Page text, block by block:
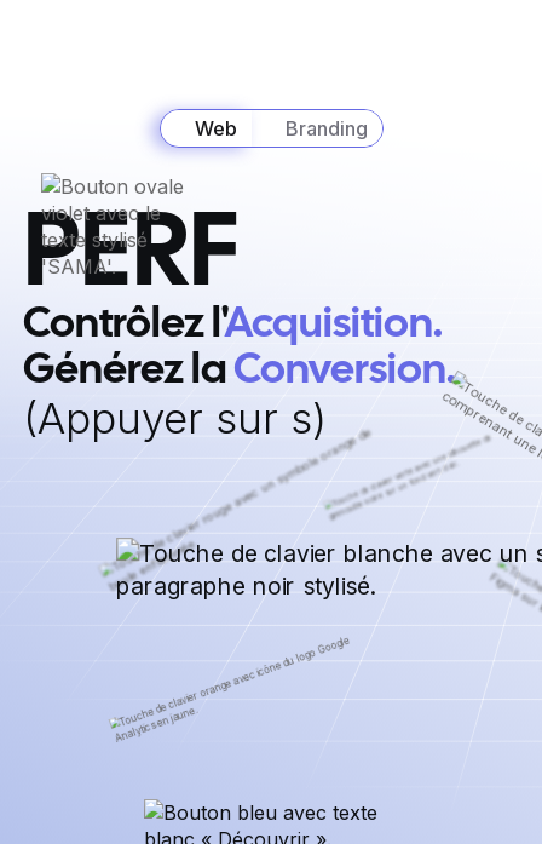
Web Branding
PERF
Contrôlez l'Acquisition. ‍
Générez la Conversion.
‍(Appuyer sur s)